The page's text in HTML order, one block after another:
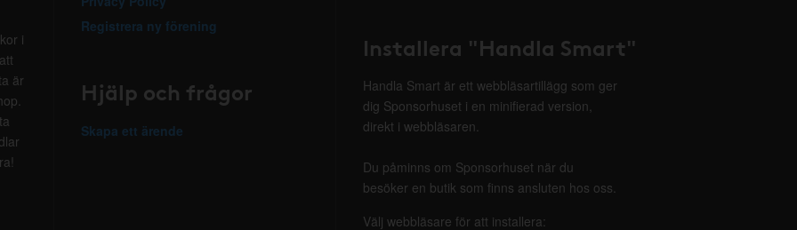
i
är
Registrera ny förening
Hjälp och frågor
Skapa ett ärende
Installera "Handla Smart"
Handla Smart är ett webbläsartillägg som ger
dig Sponsorhuset i en minifierad version,
direkt i webbläsaren.
Du påminns om Sponsorhuset när du
besöker en butik som finns ansluten hos oss.
Välj webbläsare för att installera: